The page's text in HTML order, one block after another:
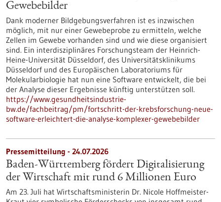
Gewebebilder
Dank moderner Bildgebungsverfahren ist es inzwischen
möglich, mit nur einer Gewebeprobe zu ermitteln, welche
Zellen im Gewebe vorhanden sind und wie diese organisiert
sind. Ein interdisziplinäres Forschungsteam der Heinrich-
Heine-Universität Düsseldorf, des Universitätsklinikums
Düsseldorf und des Europäischen Laboratoriums für
Molekularbiologie hat nun eine Software entwickelt, die bei
der Analyse dieser Ergebnisse künftig unterstützen soll.
https://www.gesundheitsindustrie-
bw.de/fachbeitrag/pm/fortschritt-der-krebsforschung-neue-
software-erleichtert-die-analyse-komplexer-gewebebilder
Pressemitteilung - 24.07.2026
Baden-Württemberg fördert Digitalisierung
der Wirtschaft mit rund 6 Millionen Euro
Am 23. Juli hat Wirtschaftsministerin Dr. Nicole Hoffmeister-